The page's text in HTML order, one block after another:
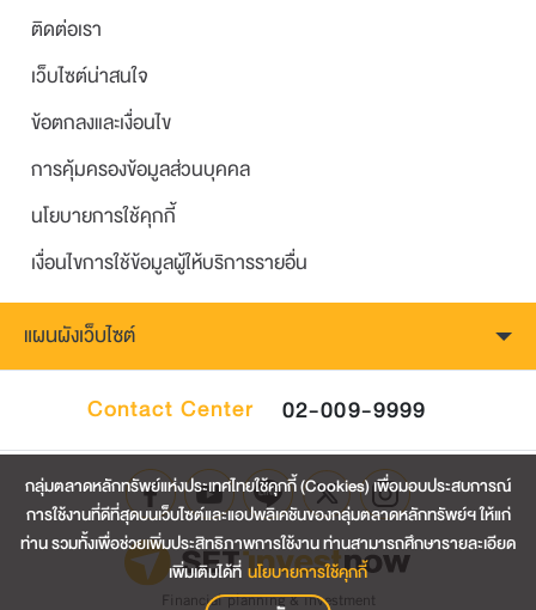
ติดต่อเรา
เว็บไซต์น่าสนใจ
ข้อตกลงและเงื่อนไข
การคุ้มครองข้อมูลส่วนบุคคล
นโยบายการใช้คุกกี้
เงื่อนไขการใช้ข้อมูลผู้ให้บริการรายอื่น
แผนผังเว็บไซต์
Contact Center 02-009-9999
Financial planning & investment
กลุ่มตลาดหลักทรัพย์แห่งประเทศไทยใช้คุกกี้ (Cookies) เพื่อมอบประสบการณ์
การใช้งานที่ดีที่สุดบนเว็บไซต์และแอปพลิเคชันของกลุ่มตลาดหลักทรัพย์ฯ ให้แก่
ท่าน รวมทั้งเพื่อช่วยเพิ่มประสิทธิภาพการใช้งาน ท่านสามารถศึกษารายละเอียด
เพิ่มเติมได้ที่ นโยบายการใช้คุกกี้